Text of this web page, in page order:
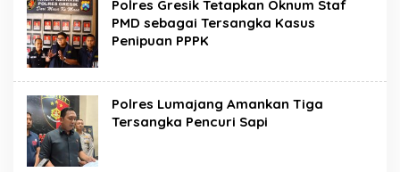
Polres Gresik Tetapkan Oknum Staf
PMD sebagai Tersangka Kasus
Penipuan PPPK
Polres Lumajang Amankan Tiga
Tersangka Pencuri Sapi